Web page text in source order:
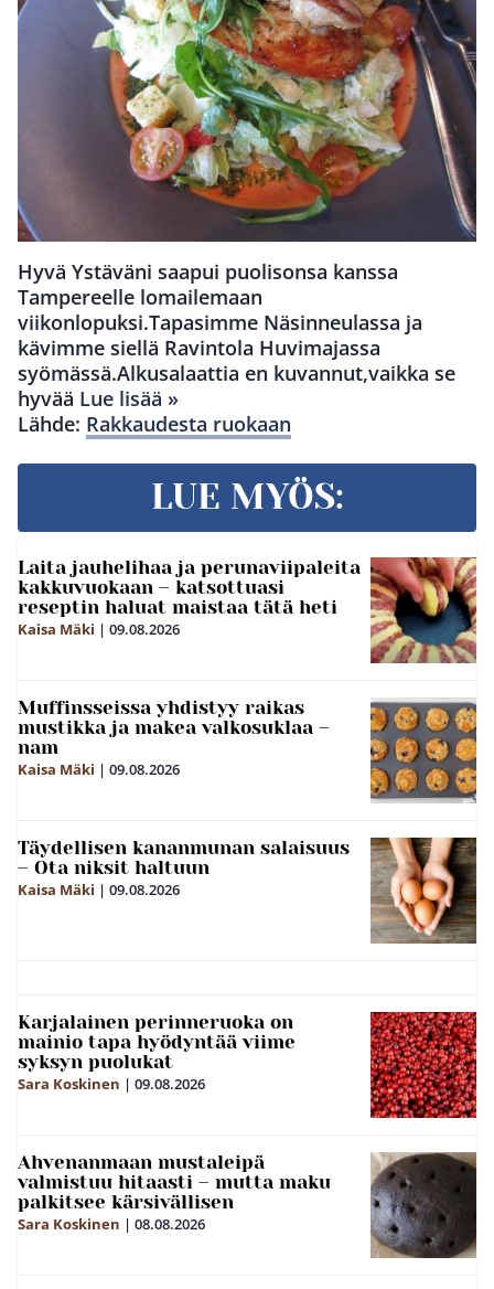
Hyvä Ystäväni saapui puolisonsa kanssa
Tampereelle lomailemaan
viikonlopuksi.Tapasimme Näsinneulassa ja
kävimme siellä Ravintola Huvimajassa
syömässä.Alkusalaattia en kuvannut,vaikka se
hyvää Lue lisää »
Lähde: Rakkaudesta ruokaan
LUE MYÖS:
Laita jauhelihaa ja perunaviipaleita
kakkuvuokaan – katsottuasi
reseptin haluat maistaa tätä heti
Kaisa Mäki | 09.08.2026
Muffinsseissa yhdistyy raikas
mustikka ja makea valkosuklaa –
nam
Kaisa Mäki | 09.08.2026
Täydellisen kananmunan salaisuus
– Ota niksit haltuun
Kaisa Mäki | 09.08.2026
Karjalainen perinneruoka on
mainio tapa hyödyntää viime
syksyn puolukat
Sara Koskinen | 09.08.2026
Ahvenanmaan mustaleipä
valmistuu hitaasti – mutta maku
palkitsee kärsivällisen
Sara Koskinen | 08.08.2026